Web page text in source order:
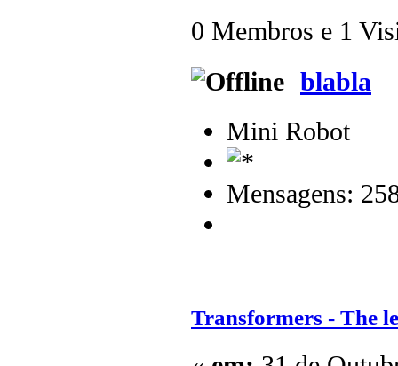
0 Membros e 1
blabla
Mini Robot
Mensagens:
Transformers - The